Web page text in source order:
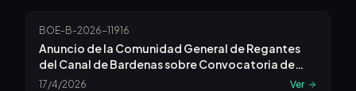
BOE-B-2026-11916
Anuncio de la Comunidad General de Regantes
del Canal de Bardenas sobre Convocatoria de
Junta General Ordinaria.
17/4/2026 Ver